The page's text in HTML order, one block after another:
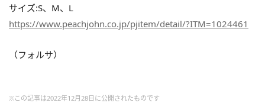
サイズ:S、M、L
https://www.peachjohn.co.jp/pjitem/detail/?ITM=1024461
（フォルサ）
※この記事は2022年12月28日に公開されたものです